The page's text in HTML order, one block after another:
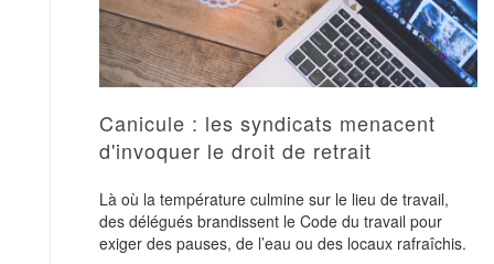
Canicule : les syndicats menacent
d'invoquer le droit de retrait
Là où la température culmine sur le lieu de travail,
des délégués brandissent le Code du travail pour
exiger des pauses, de l’eau ou des locaux rafraîchis.